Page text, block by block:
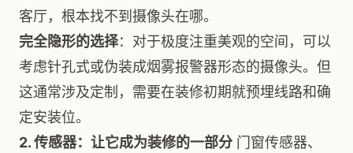
客厅，根本找不到摄像头在哪。
完全隐形的选择：对于极度注重美观的空间，可以
考虑针孔式或伪装成烟雾报警器形态的摄像头。但
这通常涉及定制，需要在装修初期就预埋线路和确
定安装位。
2. 传感器：让它成为装修的一部分 门窗传感器、